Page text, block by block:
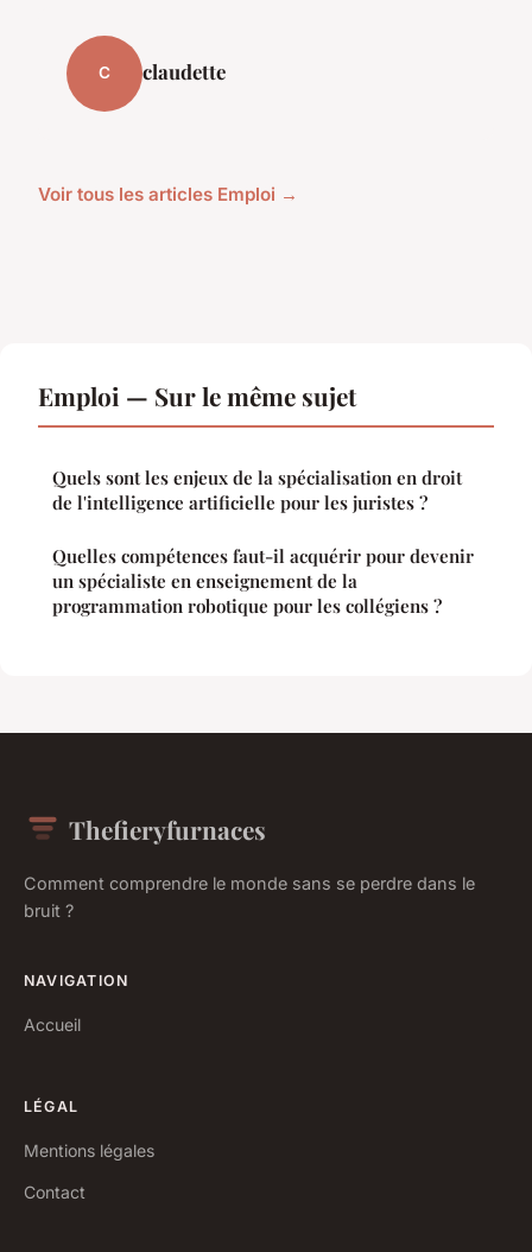
C claudette
Voir tous les articles Emploi →
Emploi — Sur le même sujet
Quels sont les enjeux de la spécialisation en droit
de l'intelligence artificielle pour les juristes ?
Quelles compétences faut-il acquérir pour devenir
un spécialiste en enseignement de la
programmation robotique pour les collégiens ?
Thefieryfurnaces
Comment comprendre le monde sans se perdre dans le
bruit ?
NAVIGATION
Accueil
LÉGAL
Mentions légales
Contact